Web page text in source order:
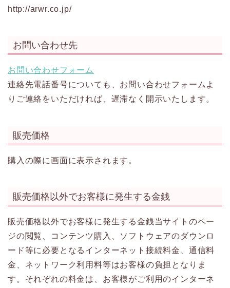
http://arwr.co.jp/
お問い合わせ先
お問い合わせフォーム
連絡先電話番号についても、お問い合わせフォームよ
りご連絡をいただければ、遅滞なく開示いたします。
販売価格
購入の際に画面に表示されます。
販売価格以外でお客様に発生する金銭
販売価格以外でお客様に発生する金銭当サイトのペー
ジの閲覧、コンテンツ購入、ソフトウェアのダウンロ
ード等に必要となるインターネット接続料金、通信料
金、ネットワーク利用料等はお客様の負担となりま
す。それぞれの料金は、お客様がご利用のインターネ